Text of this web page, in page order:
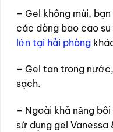
– Gel không mùi,
các dòng bao cao
lớn tại hải phòng
– Gel tan trong
sạch.
– Ngoài khả năng
sử dụng gel